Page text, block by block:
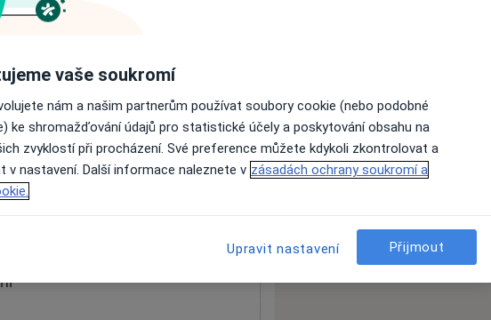
informace o svých službách.
vaše soukromí
nám a našim partnerům používat soubory cookie (nebo podobné
ke shromažďování údajů pro statistické účely a poskytování obsahu na
zvyklostí při procházení. Své preference můžete kdykoli zkontrolovat a
v nastavení. Další informace naleznete v zásadách ochrany soukromí a
Upravit nastavení Přijmout